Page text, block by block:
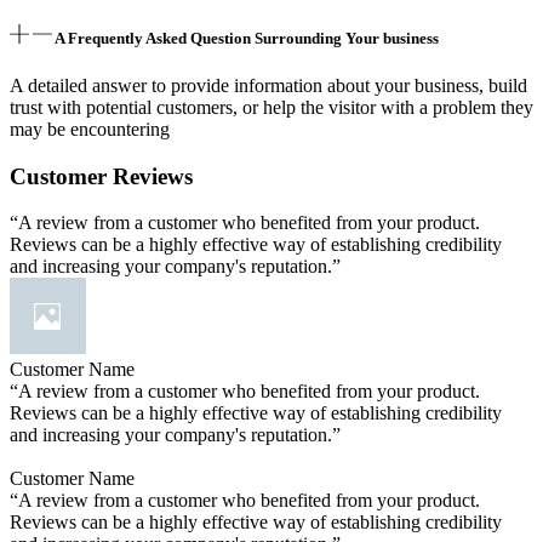
A Frequently Asked Question Surrounding Your business
A detailed answer to provide information about your business, build
trust with potential customers, or help the visitor with a problem they
may be encountering
Customer Reviews
“A review from a customer who benefited from your product.
Reviews can be a highly effective way of establishing credibility
and increasing your company's reputation.”
Customer Name
“A review from a customer who benefited from your product.
Reviews can be a highly effective way of establishing credibility
and increasing your company's reputation.”
Customer Name
“A review from a customer who benefited from your product.
Reviews can be a highly effective way of establishing credibility